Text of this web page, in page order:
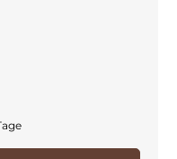
ein oder benutze die